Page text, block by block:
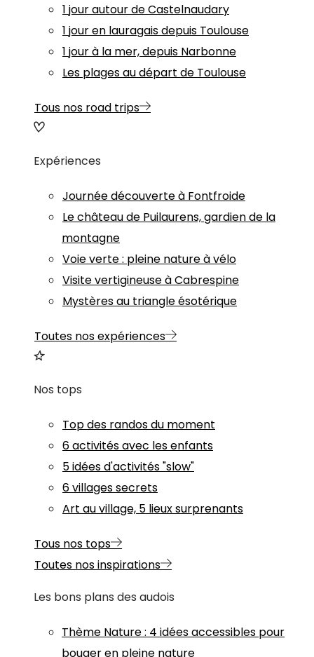
1 jour autour de Castelnaudary
1 jour en lauragais depuis Toulouse
1 jour à la mer, depuis Narbonne
Les plages au départ de Toulouse
Tous nos road trips
Expériences
Journée découverte à Fontfroide
Le château de Puilaurens, gardien de la
montagne
Voie verte : pleine nature à vélo
Visite vertigineuse à Cabrespine
Mystères au triangle ésotérique
Toutes nos expériences
Nos tops
Top des randos du moment
6 activités avec les enfants
5 idées d'activités "slow"
6 villages secrets
Art au village, 5 lieux surprenants
Tous nos tops
Toutes nos inspirations
Les bons plans des audois
Thème Nature: 4 idées accessibles pour
bouger en pleine nature